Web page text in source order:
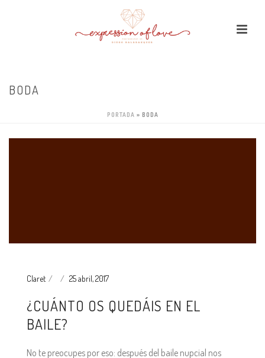
BODA
PORTADA » BODA
Claret 25 abril, 2017
¿CUÁNTO OS QUEDÁIS EN EL
BAILE?
No te preocupes por eso: después del baile nupcial nos